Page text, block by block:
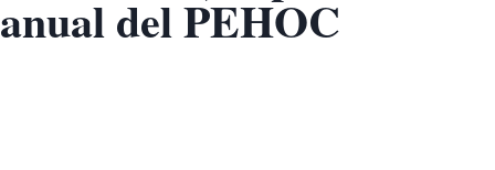
anual del PEHOC